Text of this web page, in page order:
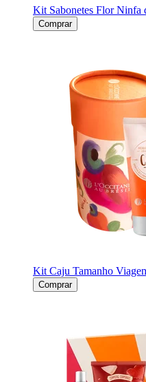
Kit Sabonetes Flor Ninfa
Comprar
Kit Caju Tamanho
Comprar